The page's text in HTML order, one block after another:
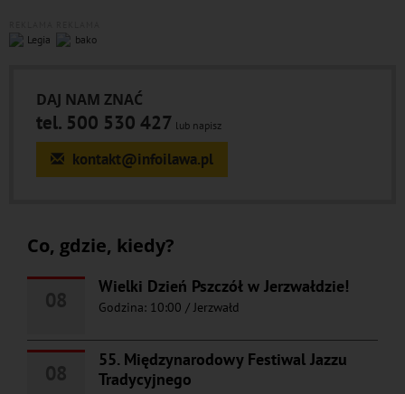
DAJ NAM ZNAĆ
tel. 500 530 427 lub napisz
kontakt@infoilawa.pl
Co, gdzie, kiedy?
Wielki Dzień Pszczół w Jerzwałdzie!
Godzina: 10:00 / Jerzwałd
55. Międzynarodowy Festiwal Jazzu
Tradycyjnego